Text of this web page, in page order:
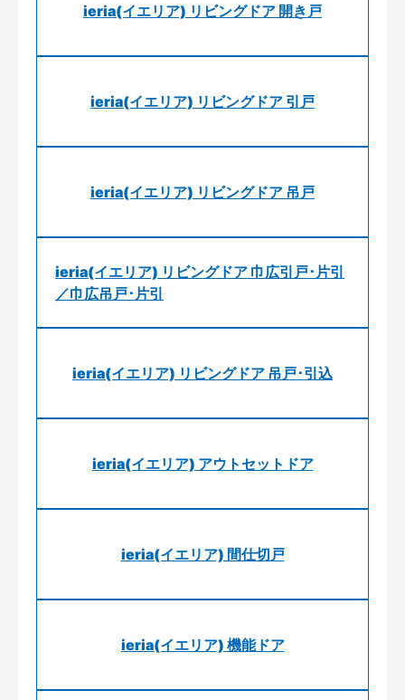
ieria(イエリア) リビングドア 開き戸
ieria(イエリア) リビングドア 引戸
ieria(イエリア) リビングドア 吊戸
ieria(イエリア) リビングドア 巾広引戸･片引
／巾広吊戸･片引
ieria(イエリア) リビングドア 吊戸･引込
ieria(イエリア) アウトセットドア
ieria(イエリア) 間仕切戸
ieria(イエリア) 機能ドア